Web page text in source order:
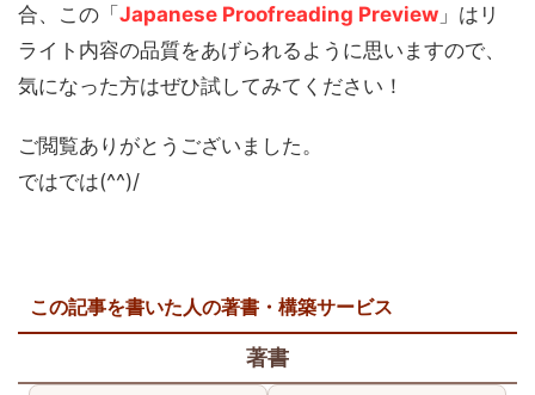
合、この「Japanese Proofreading Preview 」はリ
ライト内容の品質をあげられるように思いますので、
気になった方はぜひ試してみてください！
ご閲覧ありがとうございました。
ではでは(^^)/
この記事を書いた人の著書・構築サービス
著書